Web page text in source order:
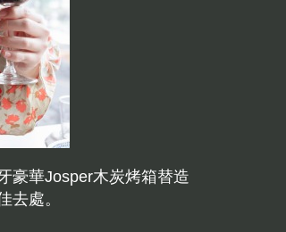
豪華Josper木炭烤箱替造
去處。